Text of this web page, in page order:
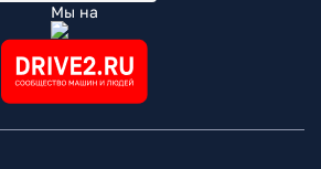
Мы на